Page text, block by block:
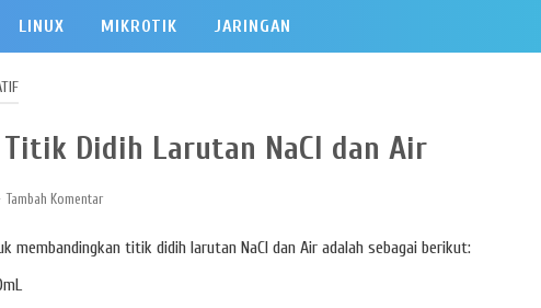
LINUX MIKROTIK JARINGAN
Didih Larutan NaCl dan Air
Tambah Komentar
membandingkan titik didih larutan NaCl dan Air adalah sebagai berikut: